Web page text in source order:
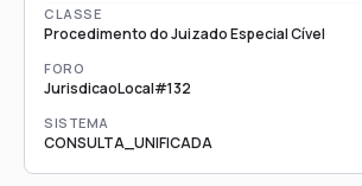
CLASSE
Procedimento do Juizado Especial Cível
FORO
JurisdicaoLocal#132
SISTEMA
CONSULTA_UNIFICADA